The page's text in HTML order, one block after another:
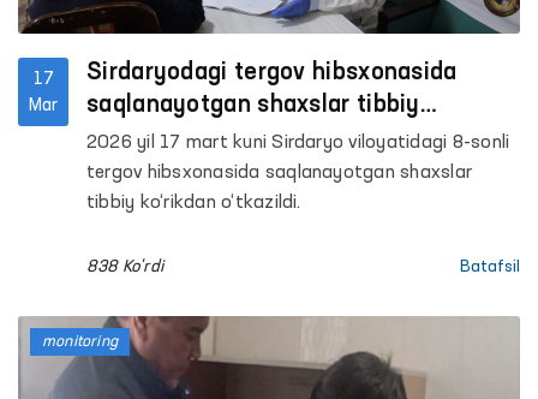
17
Mar
Sirdaryodagi tergov hibsxonasida
saqlanayotgan shaxslar tibbiy
ko‘rikdan o‘tkazildi
2026 yil 17 mart kuni Sirdaryo viloyatidagi 8-sonli
tergov hibsxonasida saqlanayotgan shaxslar
tibbiy ko‘rikdan o‘tkazildi.
838 Ko'rdi Batafsil
monitoring